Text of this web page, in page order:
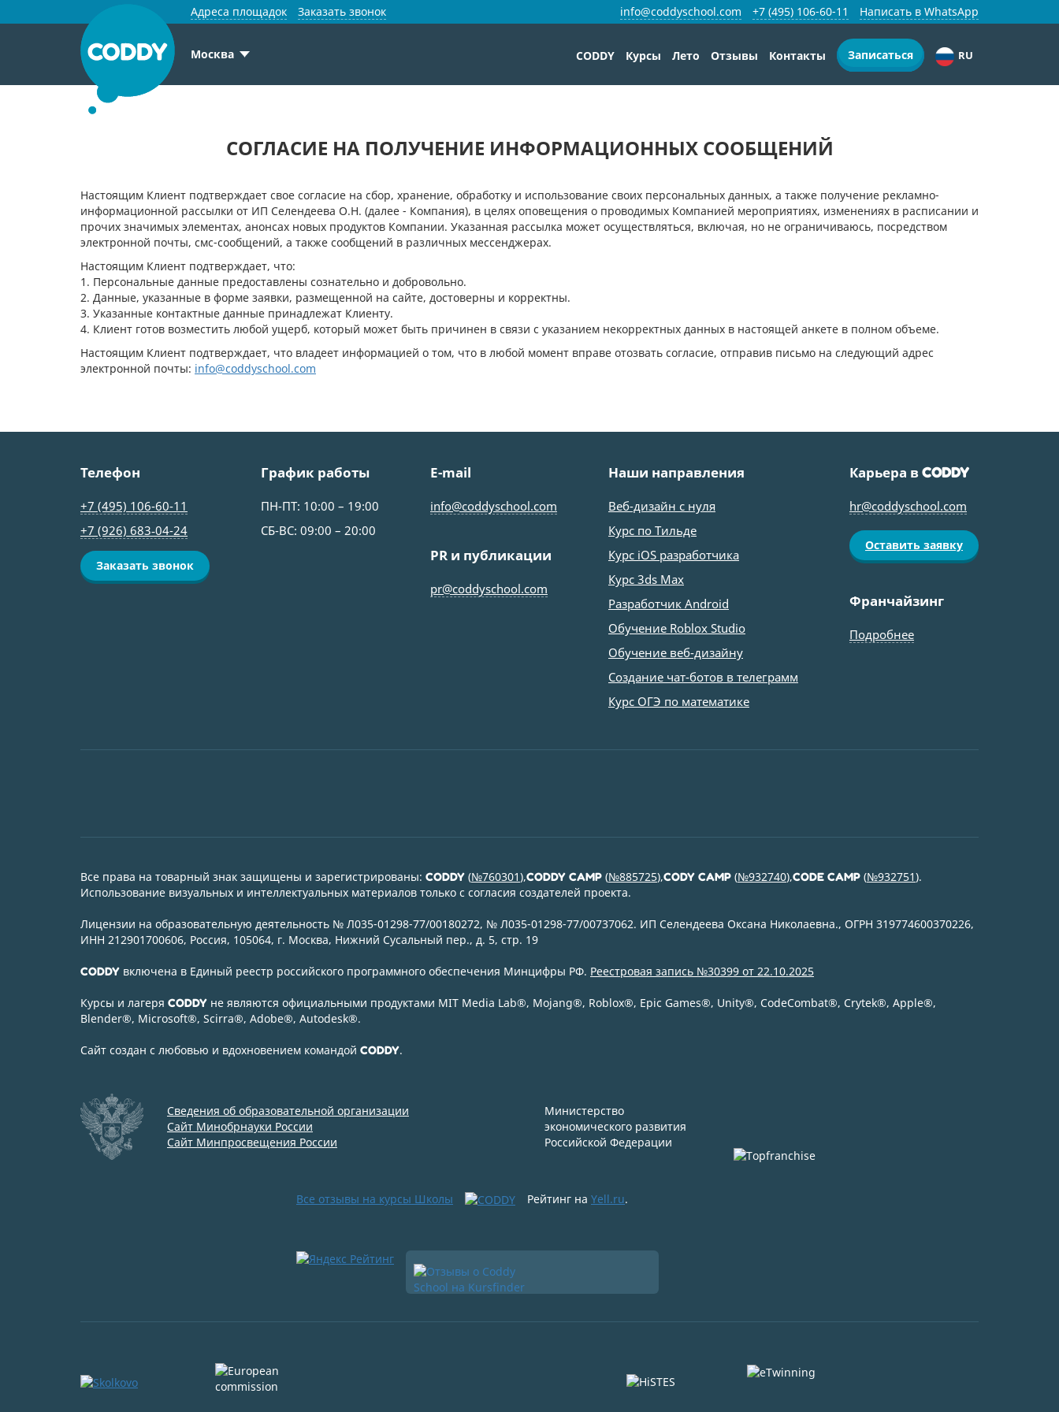
Адреса площадок Заказать звонок Написать в WhatsApp
+7 (495) 106-60-11
info@coddyschool.com
Москва CODDY Курсы Лето Отзывы Контакты Записаться RU
СОГЛАСИЕ НА ПОЛУЧЕНИЕ ИНФОРМАЦИОННЫХ СООБЩЕНИЙ
Настоящим Клиент подтверждает свое согласие на сбор, хранение, обработку и использование своих персональных данных, а также получение рекламно-
информационной рассылки от ИП Селендеева О.Н. (далее - Компания), в целях оповещения о проводимых Компанией мероприятиях, изменениях в расписании и
прочих значимых элементах, анонсах новых продуктов Компании. Указанная рассылка может осуществляться, включая, но не ограничиваюсь, посредством
электронной почты, смс-сообщений, а также сообщений в различных мессенджерах.
Настоящим Клиент подтверждает, что:
1. Персональные данные предоставлены сознательно и добровольно.
2. Данные, указанные в форме заявки, размещенной на сайте, достоверны и корректны.
3. Указанные контактные данные принадлежат Клиенту.
4. Клиент готов возместить любой ущерб, который может быть причинен в связи с указанием некорректных данных в настоящей анкете в полном объеме.
Настоящим Клиент подтверждает, что владеет информацией о том, что в любой момент вправе отозвать согласие, отправив письмо на следующий адрес
электронной почты: info@coddyschool.com
Телефон
+7 (495) 106-60-11
+7 (926) 683‑04-24
Заказать звонок
График работы
ПН-ПТ: 10:00 – 19:00
СБ-ВС: 09:00 – 20:00
E-mail
info@coddyschool.com
PR и публикации
pr@coddyschool.com
Наши направления
Веб-дизайн с нуля
Курс по Тильде
Курс iOS разработчика
Курс 3ds Max
Разработчик Android
Обучение Roblox Studio
Обучение веб-дизайну
Создание чат-ботов в телеграмм
Курс ОГЭ по математике
Карьера вCODDY
hr@coddyschool.com
Оставить заявку
Франчайзинг
Подробнее
Все права на товарный знак защищены и зарегистрированы: CODDY (№760301),CODDY CAMP (№885725),CODY CAMP (№932740),CODE CAMP (№932751).
Использование визуальных и интеллектуальных материалов только с согласия создателей проекта.
Лицензии на образовательную деятельность № Л035-01298-77/00180272, № Л035-01298-77/00737062. ИП Селендеева Оксана Николаевна., ОГРН 319774600370226,
ИНН 212901700606, Россия, 105064, г. Москва, Нижний Сусальный пер., д. 5, стр. 19
CODDY включена в Единый реестр российского программного обеспечения Минцифры РФ. Реестровая запись №30399 от 22.10.2025
Курсы и лагеря CODDY не являются официальными продуктами MIT Media Lab®, Mojang®, Roblox®, Epic Games®, Unity®, CodeСombat®, Crytek®, Apple®,
Blender®, Microsoft®, Scirra®, Adobe®, Autodesk®.
Сайт создан с любовью и вдохновением командой CODDY.
Сведения об образовательной организации
Сайт Минобрнауки России
Сайт Минпросвещения России
Министерство
экономического развития
Российской Федерации
Все отзывы на курсы Школы Рейтинг на Yell.ru.